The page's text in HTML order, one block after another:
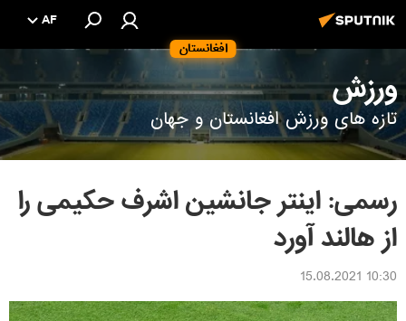
افغانستان
AF
ورزش
تازه های ورزش افغانستان و جهان
رسمی: اینتر جانشین اشرف حکیمی را
از هالند آورد
10:30 15.08.2021